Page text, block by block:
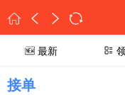
最新
接单